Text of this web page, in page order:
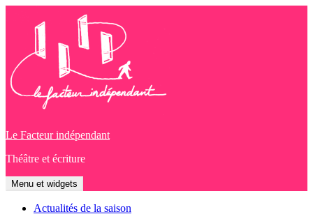
contenu
Le Facteur indépendant
Théâtre et écriture
Menu et widgets
Actualités de la saison